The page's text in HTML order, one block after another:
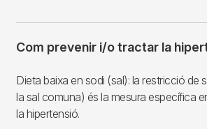
Com prevenir i/o tractar la
Dieta baixa en sodi (sal): la restricció de
la sal comuna) és la mesura específica
la hipertensió.